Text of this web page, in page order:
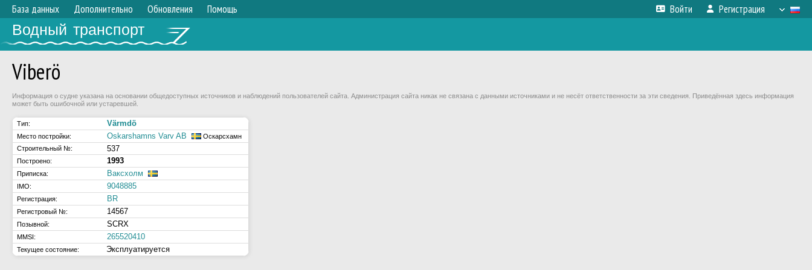
База данных Дополнительно Обновления Помощь Войти Регистрация
Водный транспорт
Viberö
Информация о судне указана на основании общедоступных источников и наблюдений пользователей сайта. Администрация сайта никак не связана с данными источниками и не несёт ответственности за эти сведения. Приведённая здесь информация
может быть ошибочной или устаревшей.
Тип: Värmdö
Место постройки: Oskarshamns Varv AB
Оскарсхамн
Строительный №:
537
Построено: 1993
Приписка: Ваксхолм
IMO: 9048885
Регистрация: BR
Регистровый №: 14567
Позывной: SCRX
MMSI: 265520410
Текущее состояние: Эксплуатируется